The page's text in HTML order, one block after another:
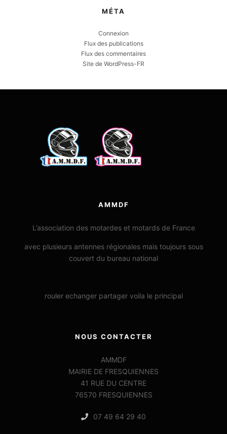
MÉTA
Connexion
Flux des publications
Flux des commentaires
Site de WordPress-FR
AMMDF
L’association des motardes et motards de France
avec plusieurs antennes régionales mais toujours sous
couvert du bureau national
rouler echanger partager voila le principal
NOUS CONTACTER
AMMDF
MAIRIE DE FRESQUIENNES
41 RUE DU CENTRE
76570 FRESQUIENNES
07 49 64 29 40